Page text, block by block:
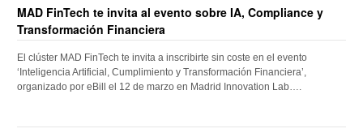
MAD FinTech te invita al evento sobre IA, Compliance y
Transformación Financiera
El clúster MAD FinTech te invita a inscribirte sin coste en el evento
‘Inteligencia Artificial, Cumplimiento y Transformación Financiera’,
organizado por eBill el 12 de marzo en Madrid Innovation Lab….